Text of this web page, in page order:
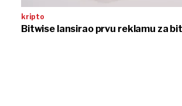
kripto
Bitwise lansirao prvu reklamu za